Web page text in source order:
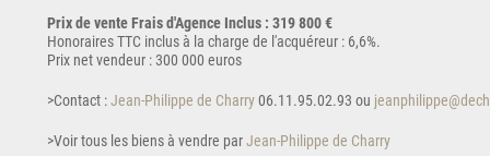
Prix de vente Frais d'Agence Inclus : 319 800 €
Honoraires TTC inclus à la charge de l'acquéreur : 6,6%.
Prix net vendeur : 300 000 euros
>Contact :Jean-Philippe de Charry06.11.95.02.93 ou
>Voir tous les biens à vendre parJean-Philippe de Charry